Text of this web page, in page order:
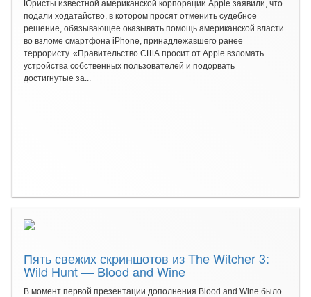
Юристы известной американской корпорации Apple заявили, что
подали ходатайство, в котором просят отменить судебное
решение, обязывающее оказывать помощь американской власти
во взломе смартфона iPhone, принадлежавшего ранее
террористу. «Правительство США просит от Apple взломать
устройства собственных пользователей и подорвать
достигнутые за...
Пять свежих скриншотов из The Witcher 3:
Wild Hunt — Blood and Wine
В момент первой презентации дополнения Blood and Wine было